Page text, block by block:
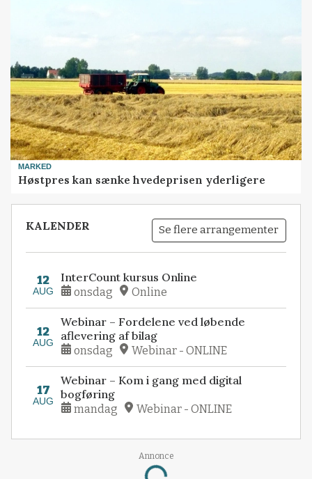
MARKED
Høstpres kan sænke hvedeprisen yderligere
KALENDER Se flere arrangementer
12
AUG
InterCount kursus Online
onsdag Online
12
AUG
Webinar – Fordelene ved løbende
aflevering af bilag
onsdag Webinar - ONLINE
17
AUG
Webinar – Kom i gang med digital
bogføring
mandag Webinar - ONLINE
Annonce